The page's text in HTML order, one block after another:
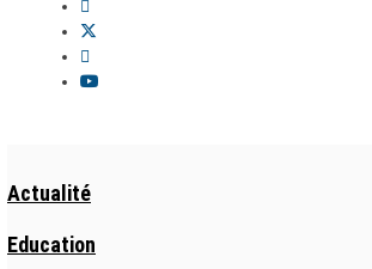
Actualité
Education